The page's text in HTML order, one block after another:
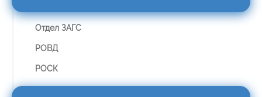
Отдел ЗАГС
РОВД
РОСК